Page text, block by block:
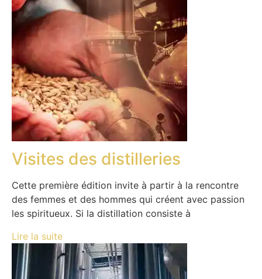
Visites des distilleries
Cette première édition invite à partir à la rencontre
des femmes et des hommes qui créent avec passion
les spiritueux. Si la distillation consiste à
Lire la suite